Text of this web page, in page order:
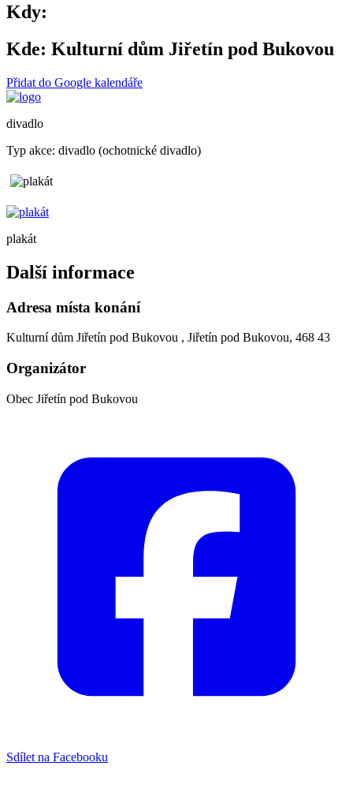
Kdy:
Kde: Kulturní dům Jiřetín pod Bukovou
Přidat do Google kalendáře
divadlo
Typ akce: divadlo (ochotnické divadlo)
plakát
Další informace
Adresa místa konání
Kulturní dům Jiřetín pod Bukovou , Jiřetín pod Bukovou, 468 43
Organizátor
Obec Jiřetín pod Bukovou
Sdílet na Facebooku